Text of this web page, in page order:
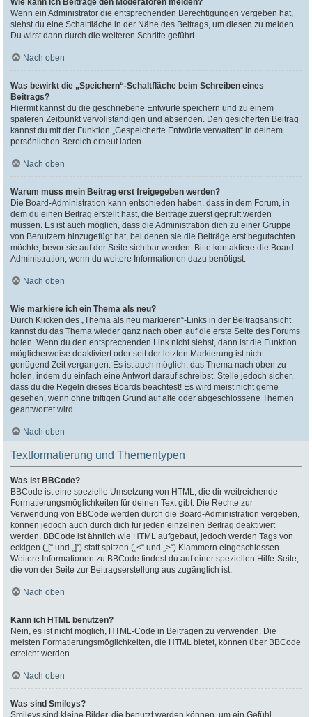
Wie kann ich Beiträge den Moderatoren melden?
Wenn ein Administrator die entsprechenden Berechtigungen vergeben hat,
siehst du eine Schaltfläche in der Nähe des Beitrags, um diesen zu melden.
Du wirst dann durch die weiteren Schritte geführt.
Nach oben
Was bewirkt die „Speichern“-Schaltfläche beim Schreiben eines
Beitrags?
Hiermit kannst du die geschriebene Entwürfe speichern und zu einem
späteren Zeitpunkt vervollständigen und absenden. Den gesicherten Beitrag
kannst du mit der Funktion „Gespeicherte Entwürfe verwalten“ in deinem
persönlichen Bereich erneut laden.
Nach oben
Warum muss mein Beitrag erst freigegeben werden?
Die Board-Administration kann entschieden haben, dass in dem Forum, in
dem du einen Beitrag erstellt hast, die Beiträge zuerst geprüft werden
müssen. Es ist auch möglich, dass die Administration dich zu einer Gruppe
von Benutzern hinzugefügt hat, bei denen sie die Beiträge erst begutachten
möchte, bevor sie auf der Seite sichtbar werden. Bitte kontaktiere die Board-
Administration, wenn du weitere Informationen dazu benötigst.
Nach oben
Wie markiere ich ein Thema als neu?
Durch Klicken des „Thema als neu markieren“-Links in der Beitragsansicht
kannst du das Thema wieder ganz nach oben auf die erste Seite des Forums
holen. Wenn du den entsprechenden Link nicht siehst, dann ist die Funktion
möglicherweise deaktiviert oder seit der letzten Markierung ist nicht
genügend Zeit vergangen. Es ist auch möglich, das Thema nach oben zu
holen, indem du einfach eine Antwort darauf schreibst. Stelle jedoch sicher,
dass du die Regeln dieses Boards beachtest! Es wird meist nicht gerne
gesehen, wenn ohne triftigen Grund auf alte oder abgeschlossene Themen
geantwortet wird.
Nach oben
Textformatierung und Thementypen
Was ist BBCode?
BBCode ist eine spezielle Umsetzung von HTML, die dir weitreichende
Formatierungsmöglichkeiten für deinen Text gibt. Die Rechte zur
Verwendung von BBCode werden durch die Board-Administration vergeben,
können jedoch auch durch dich für jeden einzelnen Beitrag deaktiviert
werden. BBCode ist ähnlich wie HTML aufgebaut, jedoch werden Tags von
eckigen („[“ und „]“) statt spitzen („<“ und „>“) Klammern eingeschlossen.
Weitere Informationen zu BBCode findest du auf einer speziellen Hilfe-Seite,
die von der Seite zur Beitragserstellung aus zugänglich ist.
Nach oben
Kann ich HTML benutzen?
Nein, es ist nicht möglich, HTML-Code in Beiträgen zu verwenden. Die
meisten Formatierungsmöglichkeiten, die HTML bietet, können über BBCode
erreicht werden.
Nach oben
Was sind Smileys?
Smileys sind kleine Bilder, die benutzt werden können, um ein Gefühl